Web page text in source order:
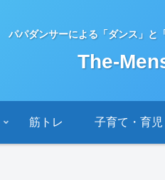
パパダンサーによる「ダンス」と
The-
筋トレ 子育て・育児